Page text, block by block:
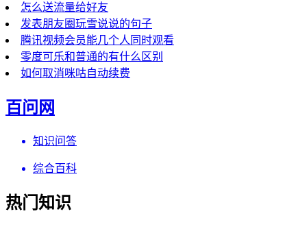
怎么送流量给好友
发表朋友圈玩雪说说的句子
腾讯视频会员能几个人同时观看
零度可乐和普通的有什么区别
如何取消咪咕自动续费
百问网
知识问答
综合百科
热门知识